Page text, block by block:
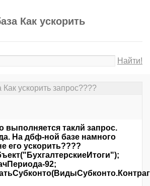
Как ускорить
Найти!
ускорить запрос????
выполняется таклй запрос.
На дбф-ной базе намного
его ускорить????
92;